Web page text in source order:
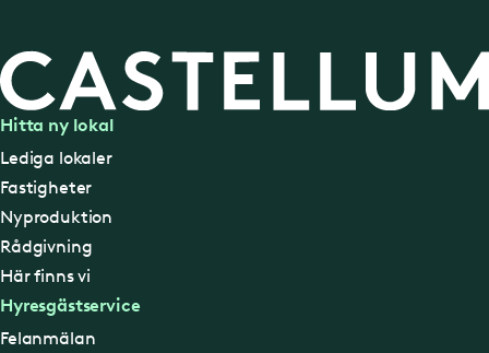
Hitta ny lokal
Lediga lokaler
Fastigheter
Nyproduktion
Rådgivning
Här finns vi
Hyresgästservice
Felanmälan